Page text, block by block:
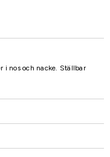
i nos och nacke. Ställbar